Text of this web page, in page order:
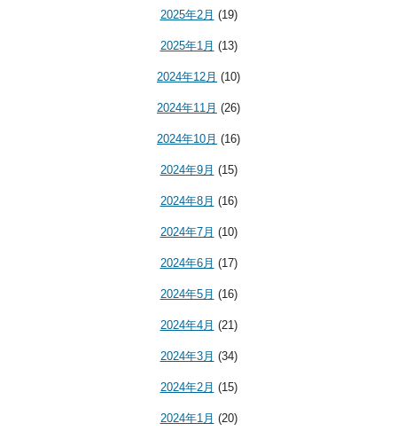
2025年2月 (19)
2025年1月 (13)
2024年12月 (10)
2024年11月 (26)
2024年10月 (16)
2024年9月 (15)
2024年8月 (16)
2024年7月 (10)
2024年6月 (17)
2024年5月 (16)
2024年4月 (21)
2024年3月 (34)
2024年2月 (15)
2024年1月 (20)